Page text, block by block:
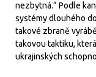
nezbytná.“ Podle
systémy dlouhého
takové zbraně
takovou taktiku,
ukrajinských